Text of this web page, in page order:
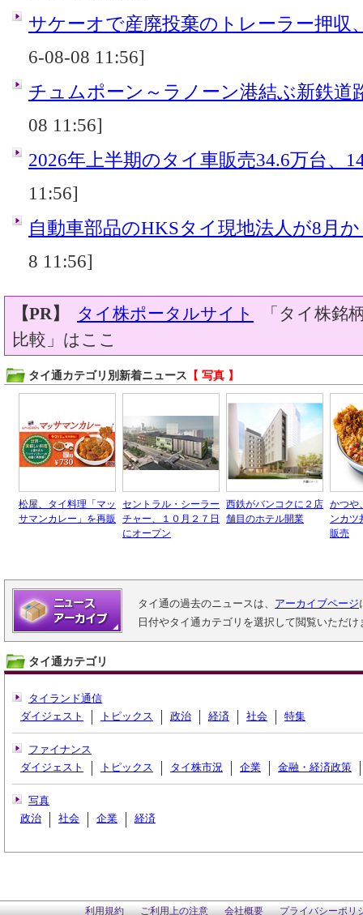
サケーオで産廃投棄のトレーラー押収
6-08-08 11:56]
チュムポーン～ラノーン港結ぶ新鉄道
08 11:56]
2026年上半期のタイ車販売34.6万台、
11:56]
自動車部品のHKSタイ現地法人が8月
8 11:56]
【PR】 タイ株ポータルサイト
「タイ株銘
比較」はここ
タイ通カテゴリ別新着ニュース 【 写真 】
松屋、タイ料理「マッ
サマンカレー」を再販
セントラル・シーラー
チャー、１０月２７日
にオープン
西鉄がバンコクに２店
舗目のホテル開業
かつや
ンカツ
販売
タイ通の過去のニュースは、 アーカイブページ
日付やタイ通カテゴリを選択して閲覧いただけ
タイ通カテゴリ
タイランド通信
ダイジェスト
トピックス 政治 経済 社会 特集
ファイナンス
ダイジェスト
トピックス タイ株市況 企業 金融・経済政策
写真
政治
社会 企業 経済
利用規約 ご利用上の注意 会社概要 プライバシーポリ